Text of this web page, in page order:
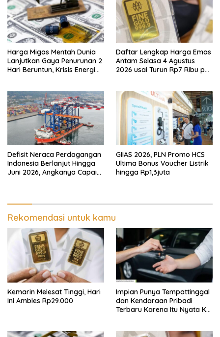
Harga Migas Mentah Dunia
Lanjutkan Gaya Penurunan 2
Hari Beruntun, Krisis Energi
Daftar Lengkap Harga Emas
Antam Selasa 4 Agustus
2026 usai Turun Rp7 Ribu per
Defisit Neraca Perdagangan
Indonesia Berlanjut Hingga
Juni 2026, Angkanya Capai
GIIAS 2026, PLN Promo HCS
Ultima Bonus Voucher Listrik
hingga Rp1,3juta
Rekomendasi untuk kamu
Kemarin Melesat Tinggi, Hari
Ini Ambles Rp29.000
Impian Punya Tempattinggal
dan Kendaraan Pribadi
Terbaru Karena Itu Nyata Ke